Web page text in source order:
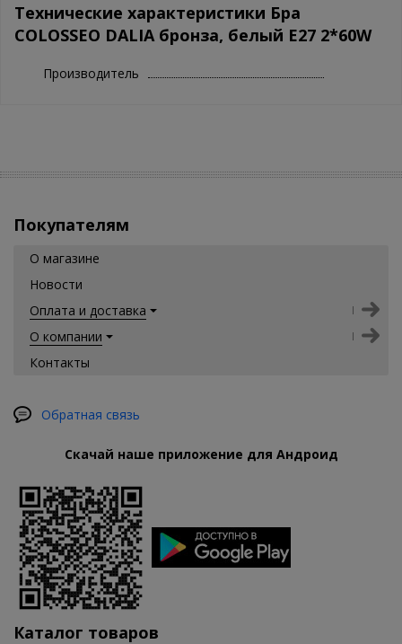
Технические характеристики Бра
COLOSSEO DALIA бронза, белый E27 2*60W
Производитель
Покупателям
О магазине
Новости
Оплата и доставка
О компании
Контакты
Обратная связь
Скачай наше приложение для Андроид
Каталог товаров